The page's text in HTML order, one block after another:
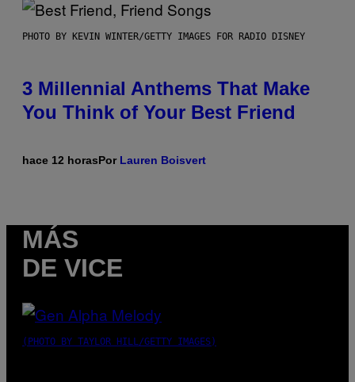
PHOTO BY KEVIN WINTER/GETTY IMAGES FOR RADIO DISNEY
3 Millennial Anthems That Make
You Think of Your Best Friend
hace 12 horasPor Lauren Boisvert
MÁS
DE VICE
(PHOTO BY TAYLOR HILL/GETTY IMAGES)